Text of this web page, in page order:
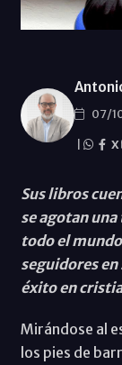
07/
X
Sus libros
se agotan
todo el
seguidores en
éxito en
Mirándose al
los pies de